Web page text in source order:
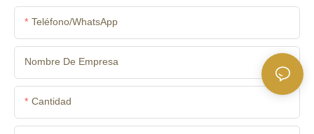
Teléfono/WhatsApp
Nombre De Empresa
Cantidad